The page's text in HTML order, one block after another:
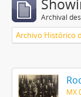
Archival
Archivo Histórico
MX